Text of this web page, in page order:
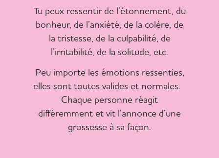
Tu peux ressentir de l’étonnement, du
bonheur, de l’anxiété, de la colère, de
la tristesse, de la culpabilité, de
l’irritabilité, de la solitude, etc.
Peu importe les émotions ressenties,
elles sont toutes valides et normales.
Chaque personne réagit
différemment et vit l’annonce d’une
grossesse à sa façon.